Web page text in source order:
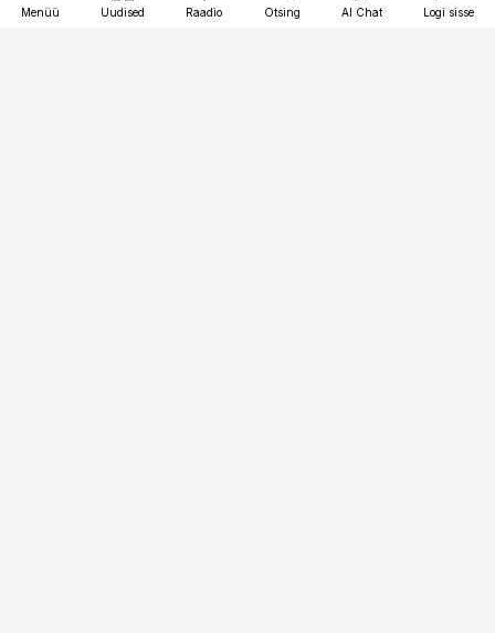
Menüü Uudised Raadio Otsing AI Chat Logi sisse